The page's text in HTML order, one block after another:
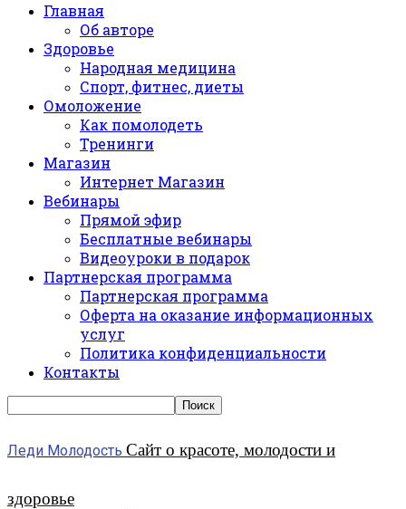
Главная
Об авторе
Здоровье
Народная медицина
Спорт, фитнес, диеты
Омоложение
Как помолодеть
Тренинги
Магазин
Интернет Магазин
Вебинары
Прямой эфир
Бесплатные вебинары
Видеоуроки в подарок
Партнерская программа
Партнерская программа
Оферта на оказание информационных
услуг
Политика конфиденциальности
Контакты
Леди Молодость Сайт о красоте, молодости и
здоровье